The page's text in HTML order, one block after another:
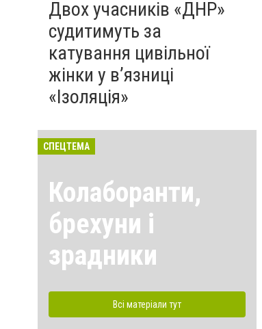
Двох учасників «ДНР»
судитимуть за
катування цивільної
жінки у в’язниці
«Ізоляція»
СПЕЦТЕМА
Колаборанти,
брехуни і
зрадники
Всі матеріали тут